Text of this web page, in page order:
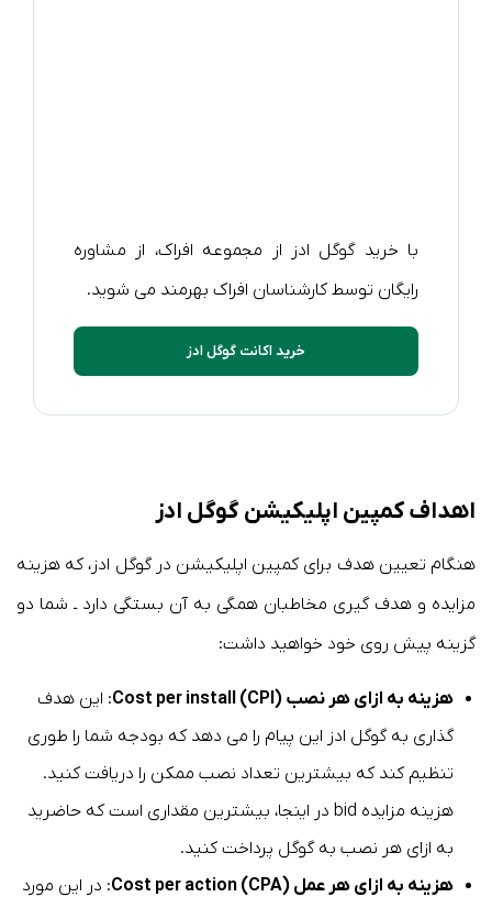
با خرید گوگل ادز از مجموعه افراک، از مشاوره
رایگان توسط کارشناسان افراک بهرمند می شوید.
خرید اکانت گوگل ادز
اهداف کمپین اپلیکیشن گوگل ادز
هنگام تعیین هدف برای کمپین اپلیکیشن در گوگل ادز، که هزینه
مزایده و هدف گیری مخاطبان همگی به آن بستگی دارد ـ شما دو
گزینه پیش روی خود خواهید داشت:
هزینه به ازای هر نصب Cost per install (CPI)
: این هدف
گذاری به گوگل ادز این پیام را می دهد که بودجه شما را طوری
تنظیم کند که بیشترین تعداد نصب ممکن را دریافت کنید.
هزینه مزایده bid در اینجا، بیشترین مقداری است که حاضرید
به ازای هر نصب به گوگل پرداخت کنید.
هزینه به ازای هر عمل Cost per action (CPA)
: در این مورد